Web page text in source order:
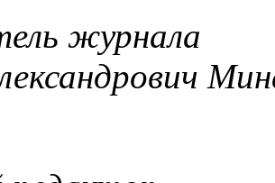
журнала